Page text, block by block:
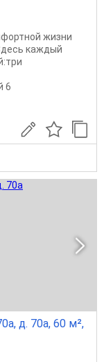
жизни
каждый
6
д. 70а, 60 м²,